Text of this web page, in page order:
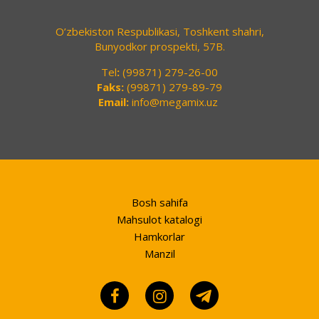
O’zbekiston Respublikasi, Toshkent shahri,
Bunyodkor prospekti, 57B.
Tel: (99871) 279-26-00
Faks: (99871) 279-89-79
Email: info@megamix.uz
Bosh sahifa
Mahsulot katalogi
Hamkorlar
Manzil